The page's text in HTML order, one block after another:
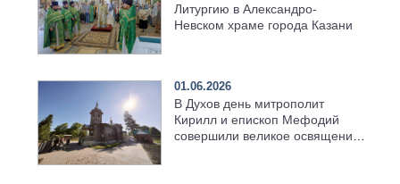
Литургию в Александро-
Невском храме города Казани
01.06.2026
В Духов день митрополит
Кирилл и епископ Мефодий
совершили великое освящение